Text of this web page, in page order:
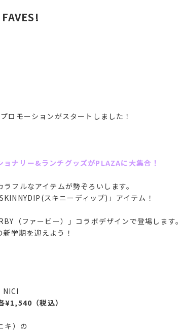
プロモーションがスタートしました！
ナリー&ランチグッズがPLAZAに大集合！
フルなアイテムが勢ぞろいします。
スキニーディップ)」アイテム！
（ファービー）」コラボデザインで登場します。
学期を迎えよう！
¥1,540（税込）
キ）の